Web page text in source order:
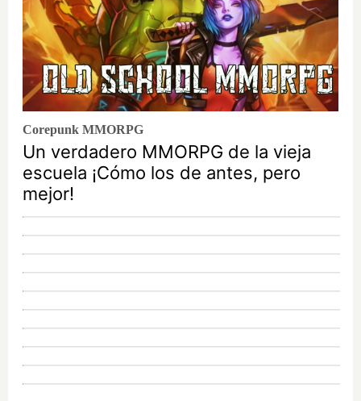
Corepunk MMORPG
Un verdadero MMORPG de la vieja
escuela ¡Cómo los de antes, pero
mejor!